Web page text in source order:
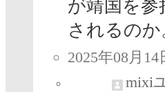
が靖国を
されるのか
2025年08月14
mixi